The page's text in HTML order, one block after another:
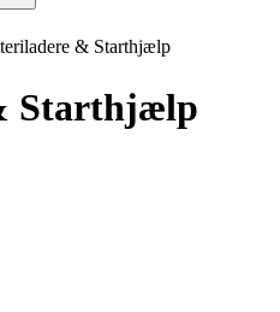
& Starthjælp
Starthjælp